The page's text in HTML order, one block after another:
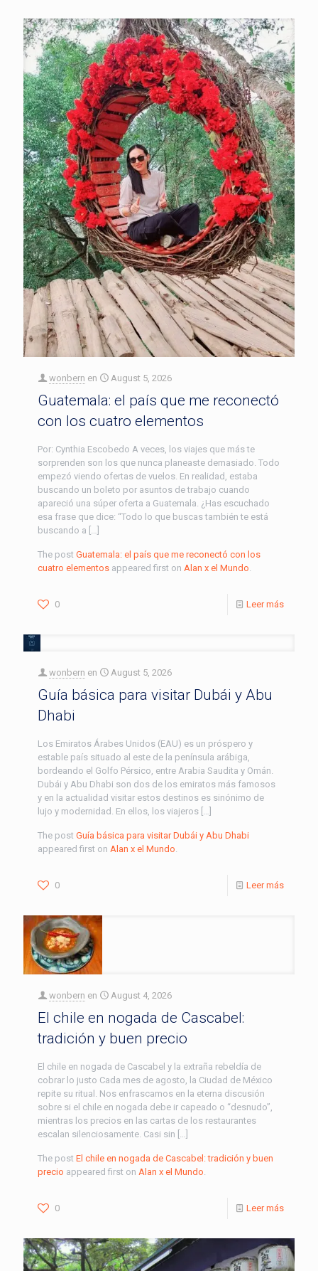
wonbern en August 5, 2026
Guatemala: el país que me reconectó
con los cuatro elementos
Por: Cynthia Escobedo A veces, los viajes que más te
sorprenden son los que nunca planeaste demasiado. Todo
empezó viendo ofertas de vuelos. En realidad, estaba
buscando un boleto por asuntos de trabajo cuando
apareció una súper oferta a Guatemala. ¿Has escuchado
esa frase que dice: “Todo lo que buscas también te está
buscando a […]
The post Guatemala: el país que me reconectó con los
cuatro elementos appeared first on Alan x el Mundo.
0 Leer más
wonbern en August 5, 2026
Guía básica para visitar Dubái y Abu
Dhabi
Los Emiratos Árabes Unidos (EAU) es un próspero y
estable país situado al este de la península arábiga,
bordeando el Golfo Pérsico, entre Arabia Saudita y Omán.
Dubái y Abu Dhabi son dos de los emiratos más famosos
y en la actualidad visitar estos destinos es sinónimo de
lujo y modernidad. En ellos, los viajeros […]
The post Guía básica para visitar Dubái y Abu Dhabi
appeared first on Alan x el Mundo.
0 Leer más
wonbern en August 4, 2026
El chile en nogada de Cascabel:
tradición y buen precio
El chile en nogada de Cascabel y la extraña rebeldía de
cobrar lo justo Cada mes de agosto, la Ciudad de México
repite su ritual. Nos enfrascamos en la eterna discusión
sobre si el chile en nogada debe ir capeado o “desnudo”,
mientras los precios en las cartas de los restaurantes
escalan silenciosamente. Casi sin […]
The post El chile en nogada de Cascabel: tradición y buen
precio appeared first on Alan x el Mundo.
0 Leer más